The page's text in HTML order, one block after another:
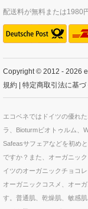
配送料が無料または1980
Copyright © 2012 - 2026
規約 | 特定商取引法に基づ
エコベネではドイツの優れ
ラ、Bioturmビオトゥルム、
Safeasサフェアなどを初め
ですか？また、オーガニッ
イツのオーガニックチョコ
オーガニックコスメ、オー
す。普通肌、乾燥肌、敏感